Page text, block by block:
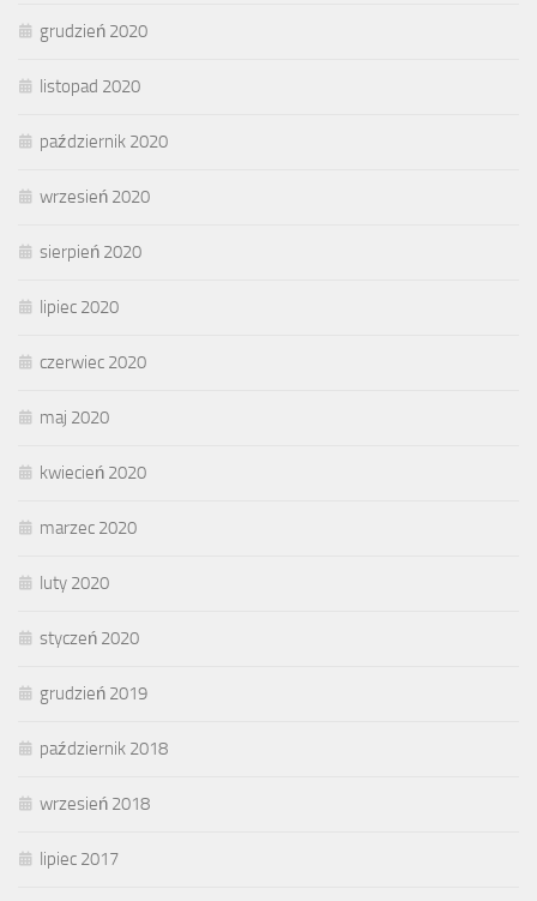
grudzień 2020
listopad 2020
październik 2020
wrzesień 2020
sierpień 2020
lipiec 2020
czerwiec 2020
maj 2020
kwiecień 2020
marzec 2020
luty 2020
styczeń 2020
grudzień 2019
październik 2018
wrzesień 2018
lipiec 2017